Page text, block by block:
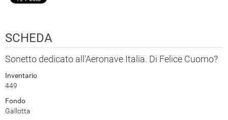
SCHEDA
Sonetto dedicato all'Aeronave Italia. Di Felice Cuomo?
Inventario
449
Fondo
Gallotta